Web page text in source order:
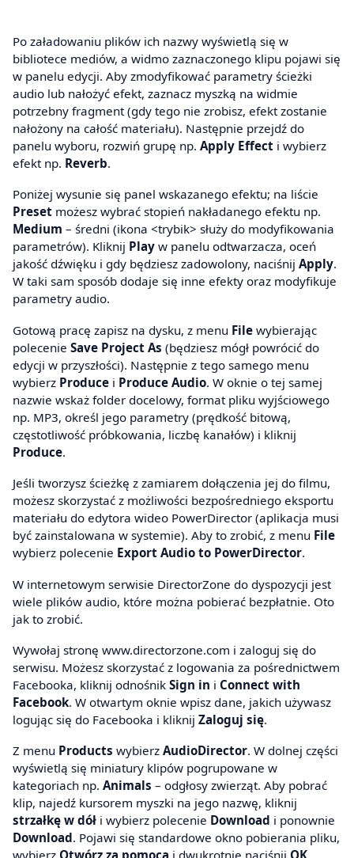
Po załadowaniu plików ich nazwy wyświetlą się w
bibliotece mediów, a widmo zaznaczonego klipu pojawi się
w panelu edycji. Aby zmodyfikować parametry ścieżki
audio lub nałożyć efekt, zaznacz myszką na widmie
potrzebny fragment (gdy tego nie zrobisz, efekt zostanie
nałożony na całość materiału). Następnie przejdź do
panelu wyboru, rozwiń grupę np. Apply Effect i wybierz
efekt np. Reverb.
Poniżej wysunie się panel wskazanego efektu; na liście
Preset możesz wybrać stopień nakładanego efektu np.
Medium – średni (ikona <trybik> służy do modyfikowania
parametrów). Kliknij Play w panelu odtwarzacza, oceń
jakość dźwięku i gdy będziesz zadowolony, naciśnij Apply.
W taki sam sposób dodaje się inne efekty oraz modyfikuje
parametry audio.
Gotową pracę zapisz na dysku, z menu File wybierając
polecenie Save Project As (będziesz mógł powrócić do
edycji w przyszłości). Następnie z tego samego menu
wybierz Produce i Produce Audio. W oknie o tej samej
nazwie wskaż folder docelowy, format pliku wyjściowego
np. MP3, określ jego parametry (prędkość bitową,
częstotliwość próbkowania, liczbę kanałów) i kliknij
Produce.
Jeśli tworzysz ścieżkę z zamiarem dołączenia jej do filmu,
możesz skorzystać z możliwości bezpośredniego eksportu
materiału do edytora wideo PowerDirector (aplikacja musi
być zainstalowana w systemie). Aby to zrobić, z menu File
wybierz polecenie Export Audio to PowerDirector.
W internetowym serwisie DirectorZone do dyspozycji jest
wiele plików audio, które można pobierać bezpłatnie. Oto
jak to zrobić.
Wywołaj stronę www.directorzone.com i zaloguj się do
serwisu. Możesz skorzystać z logowania za pośrednictwem
Facebooka, kliknij odnośnik Sign in i Connect with
Facebook. W otwartym oknie wpisz dane, jakich używasz
logując się do Facebooka i kliknij Zaloguj się.
Z menu Products wybierz AudioDirector. W dolnej części
wyświetlą się miniatury klipów pogrupowane w
kategoriach np. Animals – odgłosy zwierząt. Aby pobrać
klip, najedź kursorem myszki na jego nazwę, kliknij
strzałkę w dół i wybierz polecenie Download i ponownie
Download. Pojawi się standardowe okno pobierania pliku,